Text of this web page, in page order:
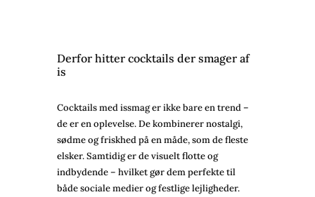
Derfor hitter cocktails der smager af
is
Cocktails med issmag er ikke bare en trend –
de er en oplevelse. De kombinerer nostalgi,
sødme og friskhed på en måde, som de fleste
elsker. Samtidig er de visuelt flotte og
indbydende – hvilket gør dem perfekte til
både sociale medier og festlige lejligheder.